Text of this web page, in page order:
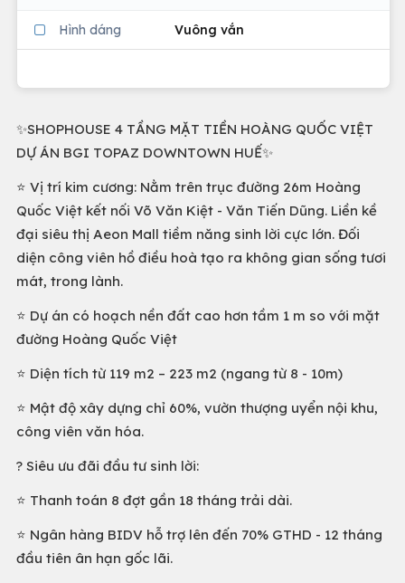
Hình dáng Vuông vắn
✨SHOPHOUSE 4 TẦNG MẶT TIỀN HOÀNG QUỐC VIỆT
DỰ ÁN BGI TOPAZ DOWNTOWN HUẾ✨
⭐️ Vị trí kim cương: Nằm trên trục đường 26m Hoàng
Quốc Việt kết nối Võ Văn Kiệt - Văn Tiến Dũng. Liền kề
đại siêu thị Aeon Mall tiềm năng sinh lời cực lớn. Đối
diện công viên hồ điều hoà tạo ra không gian sống tươi
mát, trong lành.
⭐️ Dự án có hoạch nền đất cao hơn tầm 1 m so với mặt
đường Hoàng Quốc Việt
⭐️ Diện tích từ 119 m2 – 223 m2 (ngang từ 8 - 10m)
⭐️ Mật độ xây dựng chỉ 60%, vườn thượng uyển nội khu,
công viên văn hóa.
? Siêu ưu đãi đầu tư sinh lời:
⭐️ Thanh toán 8 đợt gần 18 tháng trải dài.
⭐️ Ngân hàng BIDV hỗ trợ lên đến 70% GTHD - 12 tháng
đầu tiên ân hạn gốc lãi.